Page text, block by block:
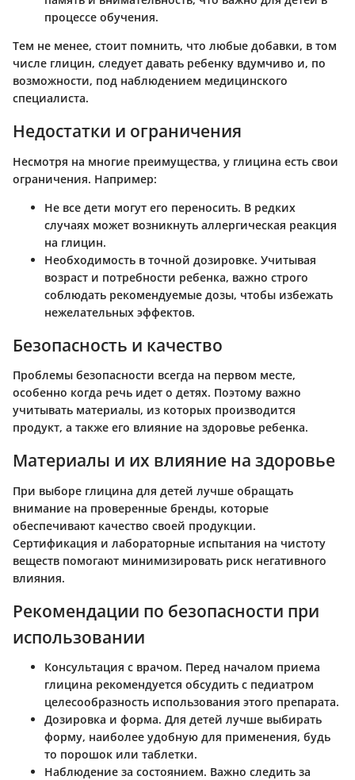
процессе обучения.
Тем не менее, стоит помнить, что любые добавки, в том
числе глицин, следует давать ребенку вдумчиво и, по
возможности, под наблюдением медицинского
специалиста.
Недостатки и ограничения
Несмотря на многие преимущества, у глицина есть свои
ограничения. Например:
Не все дети могут его переносить. В редких
случаях может возникнуть аллергическая реакция
на глицин.
Необходимость в точной дозировке. Учитывая
возраст и потребности ребенка, важно строго
соблюдать рекомендуемые дозы, чтобы избежать
нежелательных эффектов.
Безопасность и качество
Проблемы безопасности всегда на первом месте,
особенно когда речь идет о детях. Поэтому важно
учитывать материалы, из которых производится
продукт, а также его влияние на здоровье ребенка.
Материалы и их влияние на здоровье
При выборе глицина для детей лучше обращать
внимание на проверенные бренды, которые
обеспечивают качество своей продукции.
Сертификация и лабораторные испытания на чистоту
веществ помогают минимизировать риск негативного
влияния.
Рекомендации по безопасности при
использовании
Консультация с врачом. Перед началом приема
глицина рекомендуется обсудить с педиатром
целесообразность использования этого препарата.
Дозировка и форма. Для детей лучше выбирать
форму, наиболее удобную для применения, будь
то порошок или таблетки.
Наблюдение за состоянием. Важно следить за